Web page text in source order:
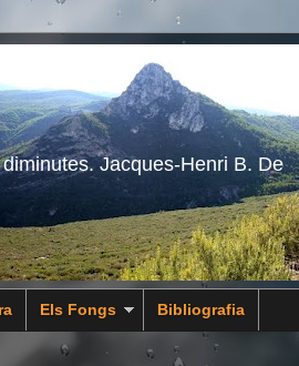
Jacques-Henri B. De
Els Fongs Bibliografia